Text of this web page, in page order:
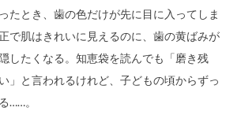
たとき、歯の色だけが先に目に入ってしま
で肌はきれいに見えるのに、歯の黄ばみが
したくなる。知恵袋を読んでも「磨き残
」と言われるけれど、子どもの頃からずっ
……。